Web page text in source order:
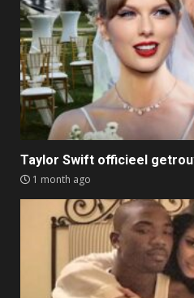
Taylor Swift officieel
1 month ago